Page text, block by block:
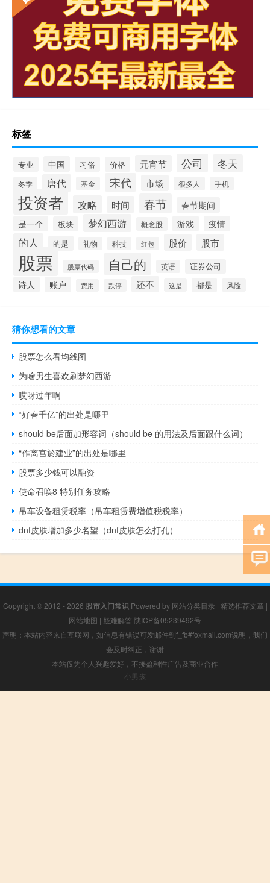
标签
专业 中国 习俗 价格 元宵节 公司 冬天
冬季 唐代 基金 宋代 市场 很多人 手机
投资者 攻略 时间 春节
春节期间
是一个
板块 梦幻西游 概念股 游戏 疫情
的人 的是 礼物 科技 红包 股价 股市
股票 股票代码 自己的 英语 证券公司
诗人 账户 费用 跌停 还不 这是 都是 风险
猜你想看的文章
股票怎么看均线图
为啥男生喜欢刷梦幻西游
哎呀过年啊
“好春千亿”的出处是哪里
should be后面加形容词（should be 的用法及后面跟什么词）
“作离宫於建业”的出处是哪里
股票多少钱可以融资
使命召唤8 特别任务攻略
吊车设备租赁税率（吊车租赁费增值税税率）
dnf皮肤增加多少名望（dnf皮肤怎么打孔）
Copyright © 2012 - 2026 股市入门常识Powered by 网站分类目录 | 精选推荐文章 |
网站地图 | 疑难解答 陕ICP备05239492号
声明：本站内容来自互联网，如信息有错误可发邮件到f_fb#foxmail.com说明，我们
会及时纠正，谢谢
本站仅为个人兴趣爱好，不接盈利性广告及商业合作
小男孩